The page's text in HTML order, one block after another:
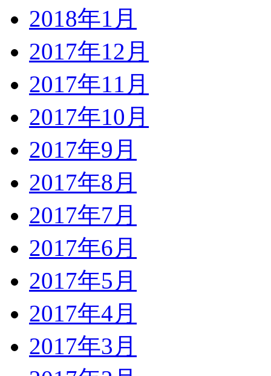
2018年1月
2017年12月
2017年11月
2017年10月
2017年9月
2017年8月
2017年7月
2017年6月
2017年5月
2017年4月
2017年3月